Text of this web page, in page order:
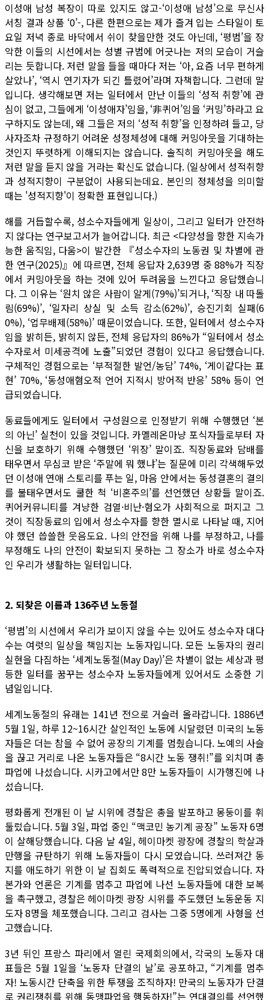
이성애 남성 복장이 따로 있지도 않고-‘이성애 남성’으로 무신사
서칭 결과 상품 ‘0’-, 다른 한편으로는 제가 즐겨 입는 스타일이 토
요일 저녁 종로 바닥에서 쉬이 찾을만한 것도 아닌데, ‘평범’을 장
악한 이들의 시선에서는 성별 규범에 어긋나는 저의 모습이 거슬
리는 듯합니다. 저런 말을 들을 때마다 저는 ‘아, 요즘 너무 편하게
살았나’, ‘역시 연기자가 되긴 틀렸어’라며 자책합니다. 그런데 말
입니다. 생각해보면 저는 일터에서 만난 이들의 ‘성적 취향’에 관
심이 없고, 그들에게 ‘이성애자’임을, ‘非퀴어’임을 ‘커밍’하라고 요
구하지도 않는데, 왜 그들은 저의 ‘성적 취향’을 인정하려 들고, 당
사자조차 규정하기 어려운 성정체성에 대해 커밍아웃을 기대하는
것인지 뚜렷하게 이해되지는 않습니다. 솔직히 커밍아웃을 해도
저런 말을 듣지 않을 거라는 확신도 없습니다. (일상에서 성적취향
과 성적지향이 구분없이 사용되는데요. 본인의 정체성을 의미할
때는 '성적지향'이 정확한 표현입니다.)
해를 거듭할수록, 성소수자들에게 일상이, 그리고 일터가 안전하
지 않다는 연구보고서가 늘어갑니다. 최근 <다양성을 향한 지속가
능한 움직임, 다움>이 발간한 『성소수자의 노동권 및 차별에 관
한 연구(2025)』에 따르면, 전체 응답자 2,639명 중 88%가 직장
에서 커밍아웃을 하는 것에 있어 두려움을 느낀다고 응답했습니
다. 그 이유는 ‘원치 않은 사람이 알게(79%)’되거나, ‘직장 내 따돌
림(69%)’, ‘일자리 상실 및 소득 감소(62%)’, 승진기회 실패(6
0%), ‘업무배제(58%)’ 때문이었습니다. 또한, 일터에서 성소수자
임을 밝히든, 밝히지 않든, 전체 응답자의 86%가 “일터에서 성소
수자로서 미세공격에 노출”되었던 경험이 있다고 응답했습니다.
구체적인 경험으로는 ‘부적절한 발언/농담’ 74%, ‘게이같다는 표
현’ 70%, ‘동성애혐오적 언어 지적시 방어적 반응’ 58% 등이 언
급되었습니다.
동료들에게도 일터에서 구성원으로 인정받기 위해 수행했던 ‘본
의 아닌’ 실천이 있을 것입니다. 카멜레온마냥 포식자들로부터 자
신을 보호하기 위해 수행했던 ‘위장’ 말이죠. 직장동료와 담배를
태우면서 무심코 받은 ‘주말에 뭐 했냐’는 질문에 미리 각색해두었
던 이성애 연애 스토리를 푸는 일, 마음 안에서는 동성결혼의 결의
를 불태우면서도 쿨한 척 ‘비혼주의’를 선언했던 상황들 말이죠.
퀴어커뮤니티를 겨냥한 검열·비난·혐오가 사회적으로 퍼지고 그
것이 직장동료의 입에서 성소수자를 향한 멸시로 나타날 때, 지어
야 했던 씁쓸한 웃음도요. 나의 안전을 위해 나를 부정하고, 나를
부정해도 나의 안전이 확보되지 못하는 그 장소가 바로 성소수자
인 우리가 생활하는 일터입니다.
2. 되찾은 이름과 136주년 노동절
‘평범’의 시선에서 우리가 보이지 않을 수는 있어도 성소수자 대다
수는 여럿의 일상을 책임지는 노동자입니다. 모든 노동자의 권리
실현을 다짐하는 ‘세계노동절(May Day)’은 차별이 없는 세상과 평
등한 일터를 꿈꾸는 성소수자 노동자들에게 있어서도 소중한 기
념일입니다.
세계노동절의 유래는 141년 전으로 거슬러 올라갑니다. 1886년
5월 1일, 하루 12~16시간 살인적인 노동에 시달렸던 미국의 노동
자들은 더는 참을 수 없어 공장의 기계를 멈췄습니다. 노예의 사슬
을 끊고 거리로 나온 노동자들은 “8시간 노동 쟁취!”를 외치며 총
파업에 나섰습니다. 시카고에서만 8만 노동자들이 시가행진에 나
섰습니다.
평화롭게 전개된 이 날 시위에 경찰은 총을 발포하고 몽둥이를 휘
둘렀습니다. 5월 3일, 파업 중인 “맥코민 농기계 공장” 노동자 6명
이 살해당했습니다. 다음 날 4일, 헤이마켓 광장에 경찰의 학살과
만행을 규탄하기 위해 노동자들이 다시 모였습니다. 쓰러져간 동
지를 애도하기 위한 이 날 집회도 폭력적으로 진압되었습니다. 자
본가와 언론은 기계를 멈추고 파업에 나선 노동자들에 대한 보복
을 촉구했고, 경찰은 헤이마켓 광장 시위를 주도했던 노동운동 지
도자 8명을 체포했습니다. 그리고 검사는 그중 5명에게 사형을 선
고했습니다.
3년 뒤인 프랑스 파리에서 열린 국제회의에서, 각국의 노동자 대
표들은 5월 1일을 ‘노동자 단결의 날’로 공포하고, “기계를 멈추
자! 노동시간 단축을 위한 투쟁을 조직하자! 만국의 노동자가 단결
로 권리쟁취를 위해 동맹파업을 행동하자!”는 연대결의를 선언했